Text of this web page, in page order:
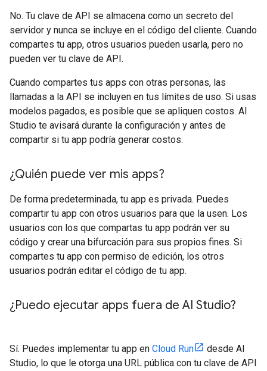
No. Tu clave de API se almacena como un secreto del
servidor y nunca se incluye en el código del cliente. Cuando
compartes tu app, otros usuarios pueden usarla, pero no
pueden ver tu clave de API.
Cuando compartes tus apps con otras personas, las
llamadas a la API se incluyen en tus límites de uso. Si usas
modelos pagados, es posible que se apliquen costos. AI
Studio te avisará durante la configuración y antes de
compartir si tu app podría generar costos.
¿Quién puede ver mis apps?
De forma predeterminada, tu app es privada. Puedes
compartir tu app con otros usuarios para que la usen. Los
usuarios con los que compartas tu app podrán ver su
código y crear una bifurcación para sus propios fines. Si
compartes tu app con permiso de edición, los otros
usuarios podrán editar el código de tu app.
¿Puedo ejecutar apps fuera de AI Studio?
Sí. Puedes implementar tu app en Cloud Run
desde AI
Studio, lo que le otorga una URL pública con tu clave de API